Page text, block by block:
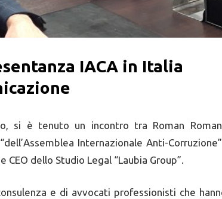
IAСA in Italia
si è tenuto un incontro tra Roman
Internazionale Anti-
dello Studio Legal “Laubia Group”.
e di avvocati professionisti che